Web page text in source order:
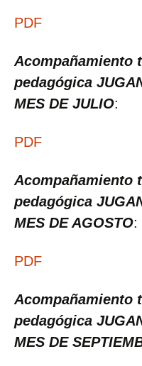
PDF
Acompañamiento
pedagógica
MES DE JULIO:
PDF
Acompañamiento
pedagógica
MES DE AGOSTO:
PDF
Acompañamiento
pedagógica
MES DE